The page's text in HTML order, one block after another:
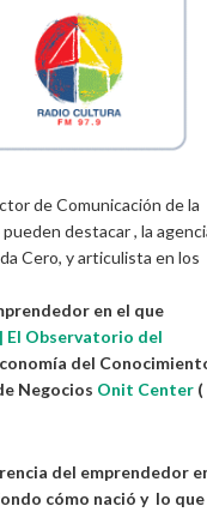
de Comunicación de la
destacar , la
Cero, y articulista en los
en el que
El Observatorio del
del
Negocios Onit Center (
del emprendedor
cómo nació y lo que